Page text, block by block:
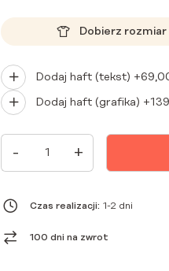
Dobierz rozmiar
Dodaj haft (tekst) +
Dodaj haft (grafika) +
-
ILOŚĆ
FARTUCH
KOŁNIERZEM
PREMIUM
+
Czas realizacji: 1-2 dni
100 dni na zwrot